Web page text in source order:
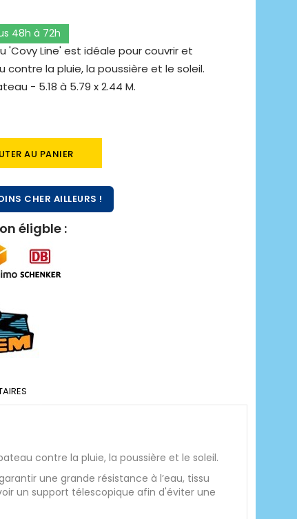
48h à 72h
'Covy Line' est idéale pour couvrir et
la pluie, la poussière et le soleil.
- 5.18 à 5.79 x 2.44 M.
AU PANIER
CHER AILLEURS !
éligble :
contre la pluie, la poussière et le soleil.
une grande résistance à l’eau, tissu
un support télescopique afin d'éviter une